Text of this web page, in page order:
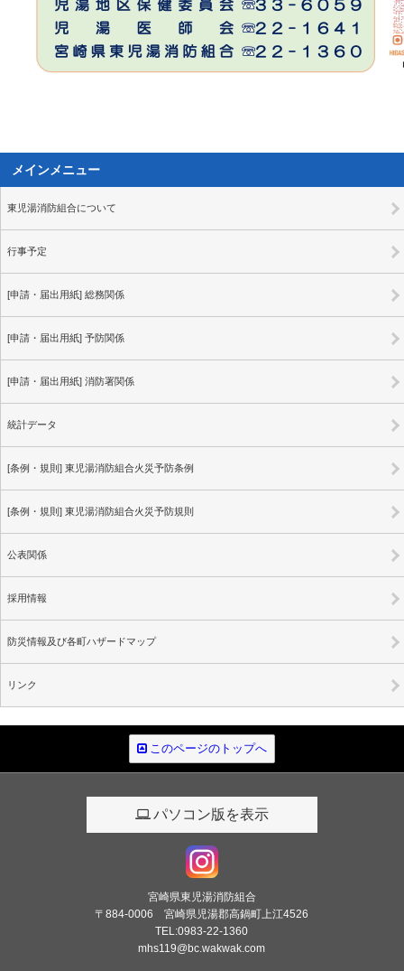
メインメニュー
東児湯消防組合について
行事予定
[申請・届出用紙] 総務関係
[申請・届出用紙] 予防関係
[申請・届出用紙] 消防署関係
統計データ
[条例・規則] 東児湯消防組合火災予防条例
[条例・規則] 東児湯消防組合火災予防規則
公表関係
採用情報
防災情報及び各町ハザードマップ
リンク
このページのトップへ
パソコン版を表示
宮崎県東児湯消防組合
〒884-0006 宮崎県児湯郡高鍋町上江4526
TEL:0983-22-1360
mhs119@bc.wakwak.com